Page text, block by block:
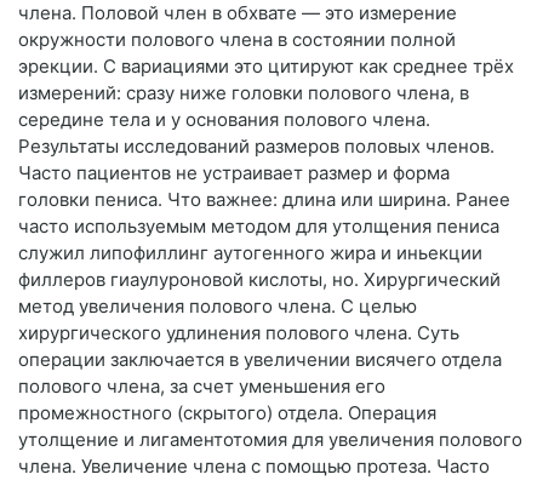
члена. Половой член в обхвате — это измерение
окружности полового члена в состоянии полной
эрекции. С вариациями это цитируют как среднее трёх
измерений: сразу ниже головки полового члена, в
середине тела и у основания полового члена.
Результаты исследований размеров половых членов.
Часто пациентов не устраивает размер и форма
головки пениса. Что важнее: длина или ширина. Ранее
часто используемым методом для утолщения пениса
служил липофиллинг аутогенного жира и иньекции
филлеров гиаулуроновой кислоты, но. Хирургический
метод увеличения полового члена. С целью
хирургического удлинения полового члена. Суть
операции заключается в увеличении висячего отдела
полового члена, за счет уменьшения его
промежностного (скрытого) отдела. Операция
утолщение и лигаментотомия для увеличения полового
члена. Увеличение члена с помощью протеза. Часто